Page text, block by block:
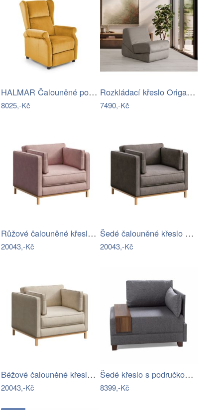
HALMAR Čalouněné polohovatelné křeslo…
8025,-Kč
Rozkládací křeslo Origami Convertable -…
7490,-Kč
Růžové čalouněné křeslo Ame Yens Celerio
20043,-Kč
Šedé čalouněné křeslo Ame Yens Celerio
20043,-Kč
Béžové čalouněné křeslo Ame Yens Celerio
20043,-Kč
Šedé křeslo s područkou na pravé straně…
8399,-Kč